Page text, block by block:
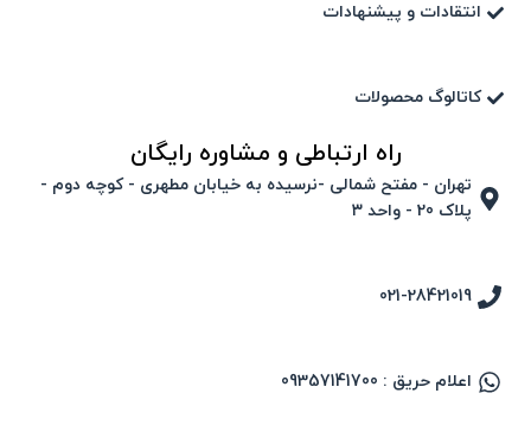
انتقادات و پیشنهادات
کاتالوگ محصولات
راه ارتباطی و مشاوره رایگان
تهران - مفتح شمالی -نرسیده به خیابان مطهری - کوچه دوم -
پلاک 20 - واحد ۳
021-28421019
اعلام حریق : 09357141700